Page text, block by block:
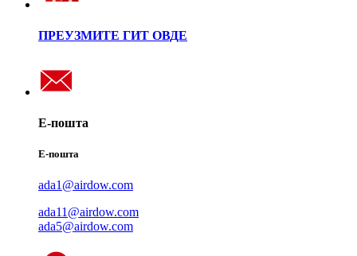
ПРЕУЗМИТЕ ГИТ ОВДЕ
Е-пошта
Е-пошта
ada1@airdow.com
ada11@airdow.com
ada5@airdow.com